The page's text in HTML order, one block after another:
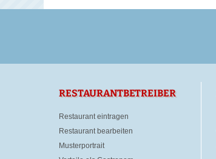
RESTAURANTBETREIBER
Restaurant eintragen
Restaurant bearbeiten
Musterportrait